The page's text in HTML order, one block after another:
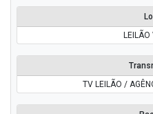
TV LEILÃO /